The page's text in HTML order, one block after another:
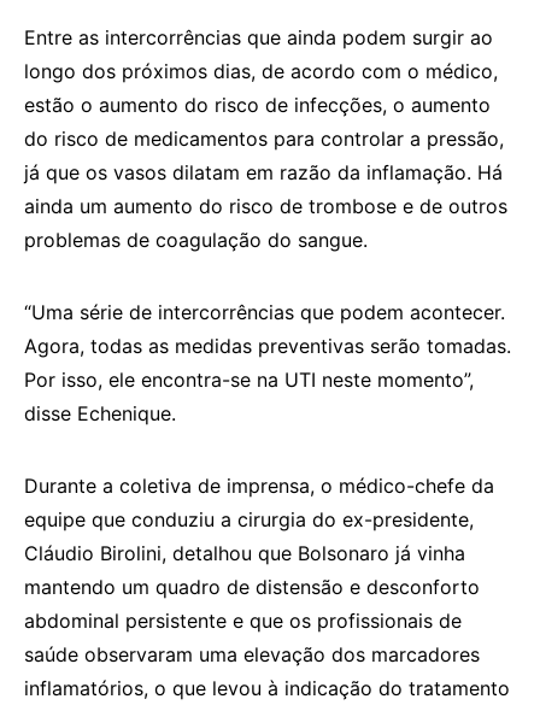
Entre as intercorrências que ainda podem surgir ao
longo dos próximos dias, de acordo com o médico,
estão o aumento do risco de infecções, o aumento
do risco de medicamentos para controlar a pressão,
já que os vasos dilatam em razão da inflamação. Há
ainda um aumento do risco de trombose e de outros
problemas de coagulação do sangue.
“Uma série de intercorrências que podem acontecer.
Agora, todas as medidas preventivas serão tomadas.
Por isso, ele encontra-se na UTI neste momento”,
disse Echenique.
Durante a coletiva de imprensa, o médico-chefe da
equipe que conduziu a cirurgia do ex-presidente,
Cláudio Birolini, detalhou que Bolsonaro já vinha
mantendo um quadro de distensão e desconforto
abdominal persistente e que os profissionais de
saúde observaram uma elevação dos marcadores
inflamatórios, o que levou à indicação do tratamento